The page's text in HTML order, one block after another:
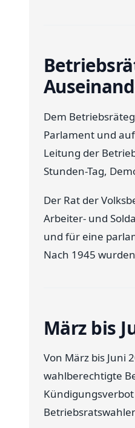
Dem
Parlament und
Leitung der
Stunden-Tag,
Der Rat der
Arbeiter- und
und für eine
Nach 1945
März bis
Von März bis Juni
wahlberechtigte